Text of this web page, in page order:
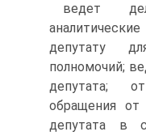
ведет
депутату
полномочий;
депутата;
обращения от
депутата в